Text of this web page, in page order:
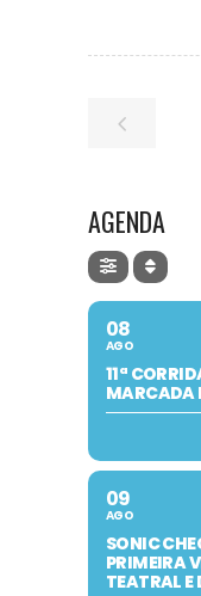
AGENDA
08
AGO
11ª
MARCADA
09
AGO
SONIC
PRIMEIRA
TEATRAL E